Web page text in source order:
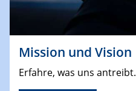
Mission und Vision
Erfahre, was uns antreibt.